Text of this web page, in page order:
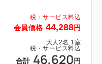
税・サービス料込
会員価格 44,288円
大人 2名 1 室
税・サービス料込
合計 46,620円